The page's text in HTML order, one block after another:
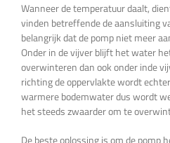
Wanneer de temperatuur daalt,
vinden betreffende de aansluiting
belangrijk dat de pomp niet meer
Onder in de vijver blijft het water
overwinteren dan ook onder inde
richting de oppervlakte wordt
warmere bodemwater dus wordt
het steeds zwaarder om te
De beste oplossing is om de pomp